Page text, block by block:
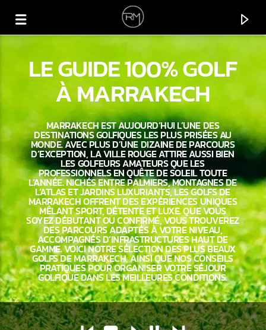
CURRENT TRACK
COMING HOME
ADRIATIQUE
LE GUIDE 100% GOLF
À MARRAKECH
MARRAKECH EST AUJOURD’HUI L’UNE DES
DESTINATIONS GOLFIQUES LES PLUS PRISÉES AU
MONDE. AVEC PLUS D’UNE DIZAINE DE PARCOURS
D’EXCEPTION, LA VILLE ROUGE ATTIRE AUSSI BIEN
LES GOLFEURS AMATEURS QUE LES
PROFESSIONNELS EN QUÊTE DE SOLEIL TOUTE
L’ANNÉE. NICHÉS ENTRE PALMIERS, MONTAGNES DE
L’ATLAS ET JARDINS LUXURIANTS, LES GOLFS DE
MARRAKECH OFFRENT DES EXPÉRIENCES UNIQUES
MÊLANT SPORT, DÉTENTE ET LUXE. QUE VOUS
SOYEZ DÉBUTANT OU CONFIRMÉ, VOUS TROUVEREZ
DES PARCOURS ADAPTÉS À VOTRE NIVEAU,
ACCOMPAGNÉS D’INFRASTRUCTURES HAUT DE
GAMME. VOICI NOTRE SÉLECTION DES PLUS BEAUX
GOLFS DE MARRAKECH, AINSI QUE NOS CONSEILS
PRATIQUES POUR ORGANISER VOTRE SÉJOUR
GOLFIQUE DANS LES MEILLEURES CONDITIONS.